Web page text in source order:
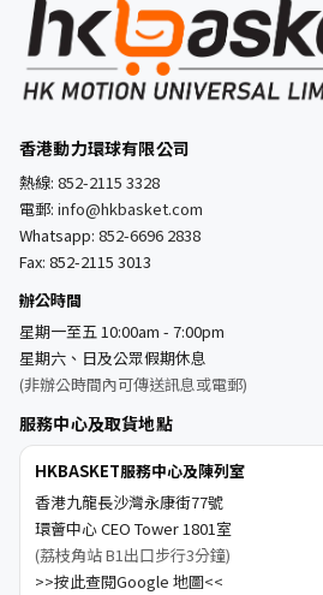
香港動力環球有限公司
熱線: 852-2115 3328
電郵: info@hkbasket.com
Whatsapp: 852-6696 2838
Fax: 852-2115 3013
辦公時間
星期一至五 10:00am - 7:00pm
星期六、日及公眾假期休息
(非辦公時間內可傳送訊息或電郵)
服務中心及取貨地點
HKBASKET服務中心及陳列室
香港九龍長沙灣永康街77號
環薈中心 CEO Tower 1801室
(荔枝角站 B1出口步行3分鐘)
>>按此查閱Google 地圖<<